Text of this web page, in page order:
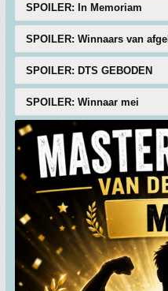
SPOILER: In Memoriam
SPOILER: Winnaars van
SPOILER: DTS GEBODEN
SPOILER: Winnaar mei